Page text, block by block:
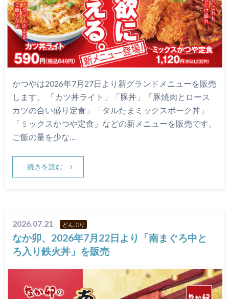
かつやは2026年7月27日より新グランドメニューを販売
します。 「カツ丼ライト」「豚丼」「豚焼肉とロース
カツの合い盛り定食」「タルたまミックスポーク丼」
「ミックスかつや定食」などの新メニューを販売です。
ご飯の量を少な…
続きを読む
2026.07.21 どんぶり
なか卯、2026年7月22日より「南まぐろ中と
ろ入り鉄火丼」を販売